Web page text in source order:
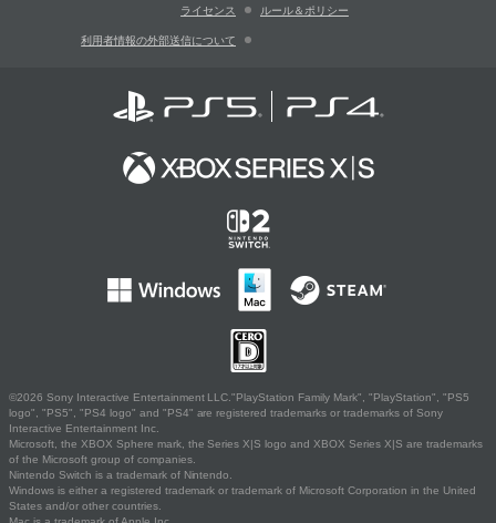
ライセンス ルール＆ポリシー
利用者情報の外部送信について
©2026 Sony Interactive Entertainment LLC."PlayStation Family Mark", "PlayStation", "PS5
logo", "PS5", "PS4 logo" and "PS4" are registered trademarks or trademarks of Sony
Interactive Entertainment Inc.
Microsoft, the XBOX Sphere mark, the Series X|S logo and XBOX Series X|S are trademarks
of the Microsoft group of companies.
Nintendo Switch is a trademark of Nintendo.
Windows is either a registered trademark or trademark of Microsoft Corporation in the United
States and/or other countries.